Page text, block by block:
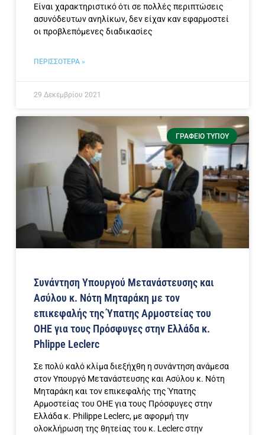
Είναι χαρακτηριστικό ότι σε πολλές περιπτώσεις
ασυνόδευτων ανηλίκων, δεν είχαν καν εφαρμοστεί
οι προβλεπόμενες διαδικασίες
ΠΕΡΙΣΣΟΤΕΡΑ »
29 Δεκεμβρίου 2021
ΓΡΑΦΕΊΟ ΤΎΠΟΥ
Συνάντηση Υπουργού Μετανάστευσης και
Ασύλου κ. Νότη Μηταράκη με τον
επικεφαλής της Ύπατης Αρμοστείας του
ΟΗΕ για τους Πρόσφυγες στην Ελλάδα κ.
Phlippe Leclerc
Σε πολύ καλό κλίμα διεξήχθη η συνάντηση ανάμεσα
στον Υπουργό Μετανάστευσης και Ασύλου κ. Νότη
Μηταράκη και τον επικεφαλής της Ύπατης
Αρμοστείας του ΟΗΕ για τους Πρόσφυγες στην
Ελλάδα κ. Philippe Leclerc, με αφορμή την
ολοκλήρωση της θητείας του κ. Leclerc στην